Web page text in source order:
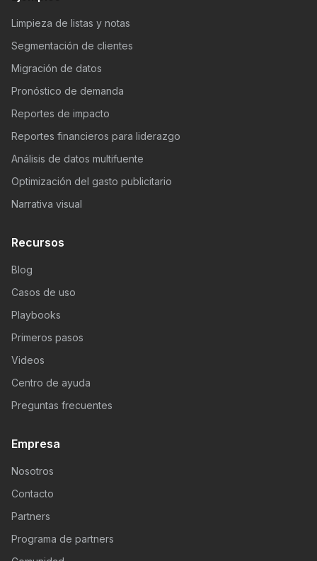
Limpieza de listas y notas
Segmentación de clientes
Migración de datos
Pronóstico de demanda
Reportes de impacto
Reportes financieros para liderazgo
Análisis de datos multifuente
Optimización del gasto publicitario
Narrativa visual
Recursos
Blog
Casos de uso
Playbooks
Primeros pasos
Videos
Centro de ayuda
Preguntas frecuentes
Empresa
Nosotros
Contacto
Partners
Programa de partners